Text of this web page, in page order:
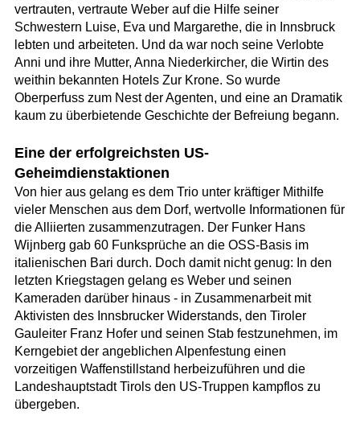
vertrauten, vertraute Weber auf die Hilfe seiner
Schwestern Luise, Eva und Margarethe, die in Innsbruck
lebten und arbeiteten. Und da war noch seine Verlobte
Anni und ihre Mutter, Anna Niederkircher, die Wirtin des
weithin bekannten Hotels Zur Krone. So wurde
Oberperfuss zum Nest der Agenten, und eine an Dramatik
kaum zu überbietende Geschichte der Befreiung begann.
Eine der erfolgreichsten US-
Geheimdienstaktionen
Von hier aus gelang es dem Trio unter kräftiger Mithilfe
vieler Menschen aus dem Dorf, wertvolle Informationen für
die Alliierten zusammenzutragen. Der Funker Hans
Wijnberg gab 60 Funksprüche an die OSS-Basis im
italienischen Bari durch. Doch damit nicht genug: In den
letzten Kriegstagen gelang es Weber und seinen
Kameraden darüber hinaus - in Zusammenarbeit mit
Aktivisten des Innsbrucker Widerstands, den Tiroler
Gauleiter Franz Hofer und seinen Stab festzunehmen, im
Kerngebiet der angeblichen Alpenfestung einen
vorzeitigen Waffenstillstand herbeizuführen und die
Landeshauptstadt Tirols den US-Truppen kampflos zu
übergeben.